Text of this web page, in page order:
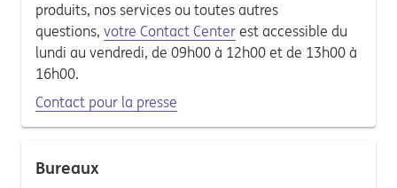
produits, nos services ou toutes autres
questions, votre Contact Center est accessible du
lundi au vendredi, de 09h00 à 12h00 et de 13h00 à
16h00.
Contact pour la presse
Bureaux